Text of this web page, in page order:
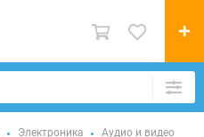
Электроника Аудио и видео